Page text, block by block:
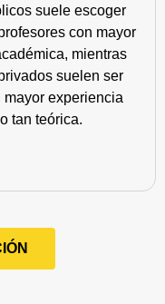
suele escoger
con mayor
mientras
suelen ser
mayor experiencia
tan teórica.